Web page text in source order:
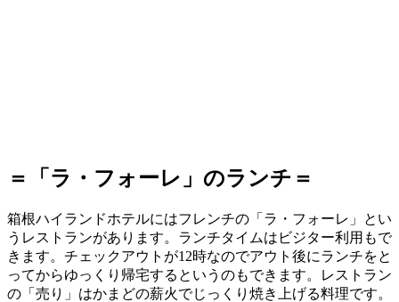
＝「ラ・フォーレ」のランチ＝
箱根ハイランドホテルにはフレンチの「ラ・フォーレ」とい
うレストランがあります。ランチタイムはビジター利用もで
きます。チェックアウトが12時なのでアウト後にランチをと
ってからゆっくり帰宅するというのもできます。レストラン
の「売り」はかまどの薪火でじっくり焼き上げる料理です。